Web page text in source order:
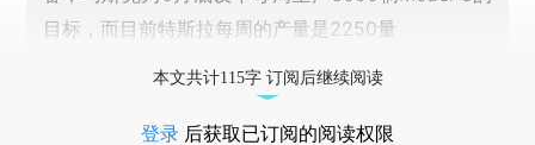
目标，而目前特斯拉每周的产量是2250量
本文共计115字 订阅后继续阅读
登录 后获取已订阅的阅读权限